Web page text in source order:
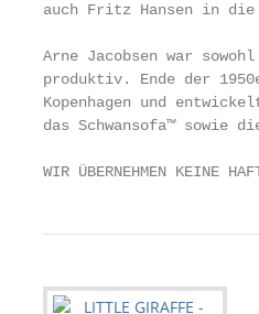
auch Fritz Hansen in die
Arne Jacobsen war
produktiv. Ende der
Kopenhagen und
das Schwansofa™ sowie
WIR ÜBERNEHMEN KEINE